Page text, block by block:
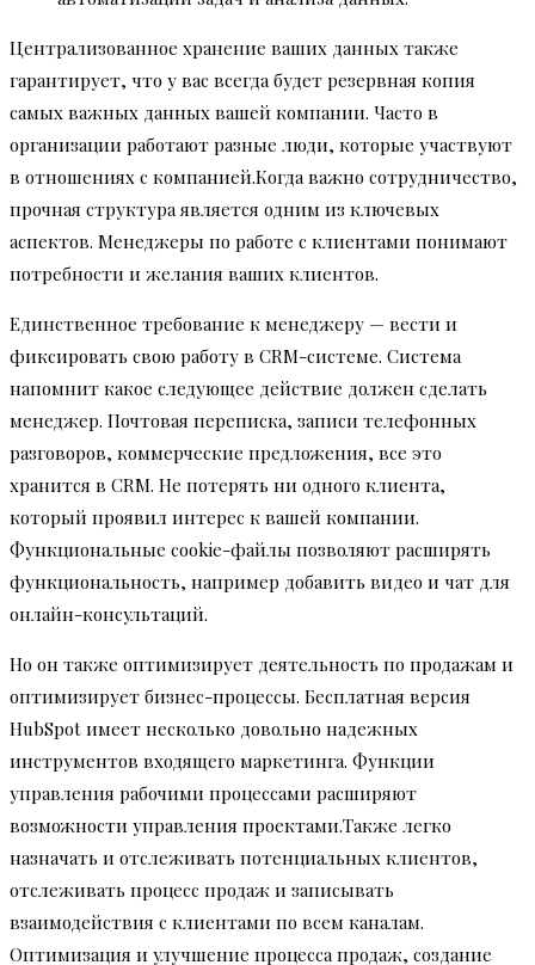
Централизованное хранение ваших данных также
гарантирует, что у вас всегда будет резервная копия
самых важных данных вашей компании. Часто в
организации работают разные люди, которые участвуют
в отношениях с компанией.Когда важно сотрудничество,
прочная структура является одним из ключевых
аспектов. Менеджеры по работе с клиентами понимают
потребности и желания ваших клиентов.
Единственное требование к менеджеру — вести и
фиксировать свою работу в CRM-системе. Система
напомнит какое следующее действие должен сделать
менеджер. Почтовая переписка, записи телефонных
разговоров, коммерческие предложения, все это
хранится в CRM. Не потерять ни одного клиента,
который проявил интерес к вашей компании.
Функциональные cookie-файлы позволяют расширять
функциональность, например добавить видео и чат для
онлайн-консультаций.
Но он также оптимизирует деятельность по продажам и
оптимизирует бизнес-процессы. Бесплатная версия
HubSpot имеет несколько довольно надежных
инструментов входящего маркетинга. Функции
управления рабочими процессами расширяют
возможности управления проектами.Также легко
назначать и отслеживать потенциальных клиентов,
отслеживать процесс продаж и записывать
взаимодействия с клиентами по всем каналам.
Оптимизация и улучшение процесса продаж, создание